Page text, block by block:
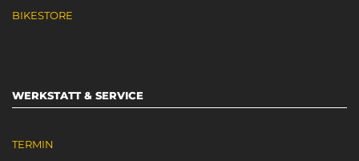
BIKESTORE
WERKSTATT & SERVICE
TERMIN